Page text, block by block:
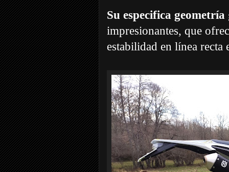
Su especifica geometría
impresionantes, que
estabilidad en línea recta